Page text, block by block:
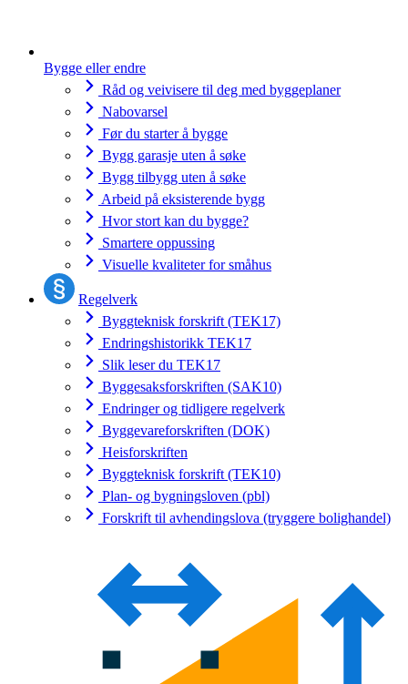
Bygge eller endre
Råd og veivisere til deg med byggeplaner
Nabovarsel
Før du starter å bygge
Bygg garasje uten å søke
Bygg tilbygg uten å søke
Arbeid på eksisterende bygg
Hvor stort kan du bygge?
Smartere oppussing
Visuelle kvaliteter for småhus
Regelverk
Byggteknisk forskrift (TEK17)
Endringshistorikk TEK17
Slik leser du TEK17
Byggesaksforskriften (SAK10)
Endringer og tidligere regelverk
Byggevareforskriften (DOK)
Heisforskriften
Byggteknisk forskrift (TEK10)
Plan- og bygningsloven (pbl)
Forskrift til avhendingslova (tryggere bolighandel)